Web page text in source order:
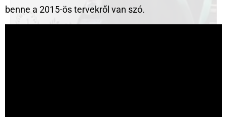
benne a 2015-ös tervekről van szó.